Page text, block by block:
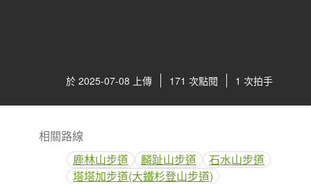
於 2025-07-08 上傳 171 次點閱 1 次拍手
相關路線
鹿林山步道
麟趾山步道
石水山步道
塔塔加步道(大鐵杉登山步道)